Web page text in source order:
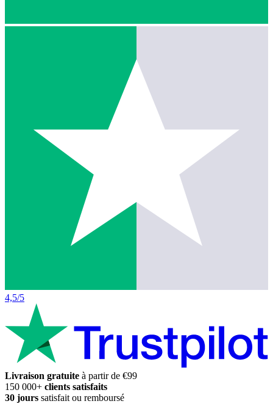
4,5/5
Livraison gratuite à partir de €99
150 000+ clients satisfaits
30 jours satisfait ou remboursé